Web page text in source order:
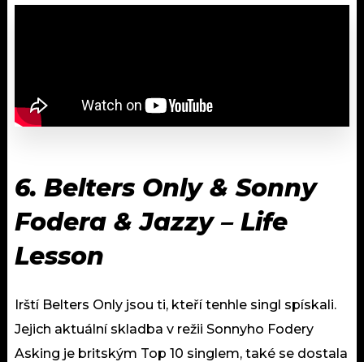
6. Belters Only & Sonny
Fodera & Jazzy – Life
Lesson
Irští Belters Only jsou ti, kteří tenhle singl spískali.
Jejich aktuální skladba v režii Sonnyho Fodery
Asking je britským Top 10 singlem, také se dostala